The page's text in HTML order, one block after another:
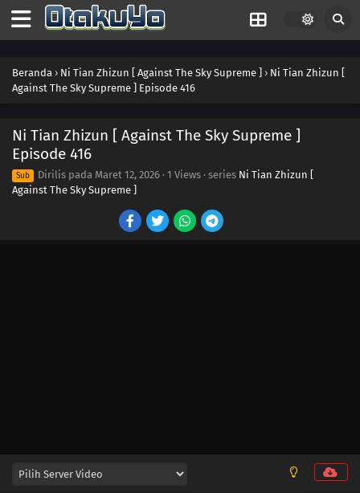
Beranda › Ni Tian Zhizun [ Against The Sky Supreme ] › Ni Tian Zhizun [
Against The Sky Supreme ] Episode 416
Ni Tian Zhizun [ Against The Sky Supreme ]
Episode 416
Sub Dirilis pada Maret 12, 2026 · 1 Views · series Ni Tian Zhizun [
Against The Sky Supreme ]
472 Episode 472
470 Episode 470
468 Episode 468
467